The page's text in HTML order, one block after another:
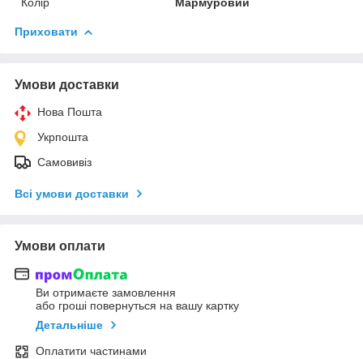
Приховати
Умови доставки
Нова Пошта
Укрпошта
Самовивіз
Всі умови доставки
Умови оплати
Ви отримаєте замовлення
або гроші повернуться на вашу картку
Детальніше
Оплатити частинами